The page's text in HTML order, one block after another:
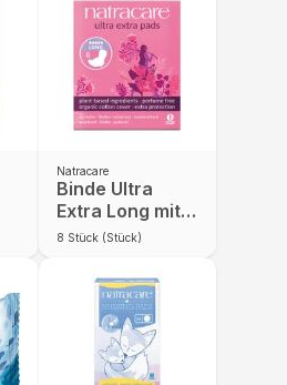
Natracare
Binde Ultra
Extra Long mit
Flügeln 8 St
8 Stück (Stück)